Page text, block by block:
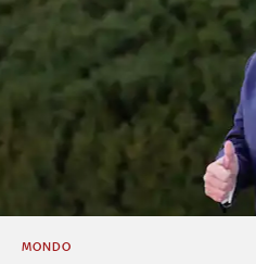
MONDO